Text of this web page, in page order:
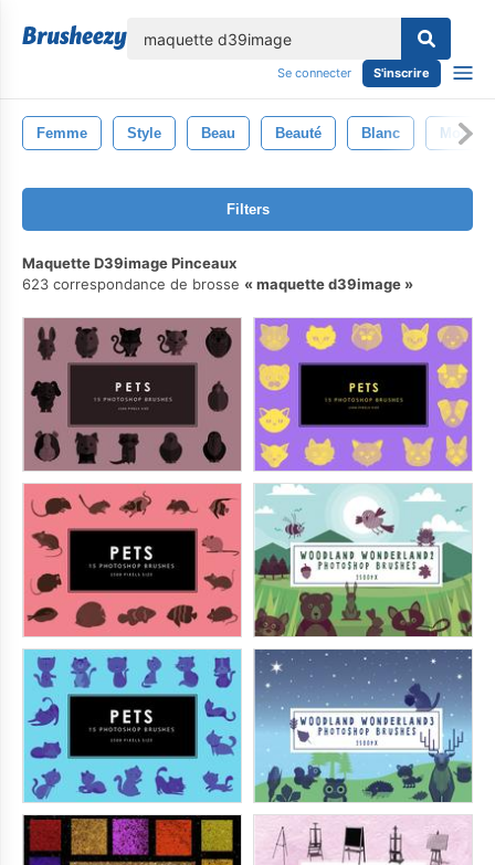
Se connecter S'inscrire
Femme Style Beau Beauté Blanc Mode
Filters
Maquette D39image Pinceaux
623 correspondance de brosse
maquette d39image